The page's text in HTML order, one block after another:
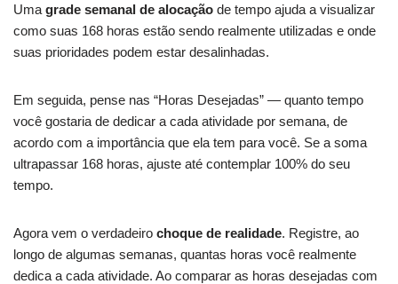
Uma grade semanal de alocação de tempo ajuda a visualizar
como suas 168 horas estão sendo realmente utilizadas e onde
suas prioridades podem estar desalinhadas.
Em seguida, pense nas “Horas Desejadas” — quanto tempo
você gostaria de dedicar a cada atividade por semana, de
acordo com a importância que ela tem para você. Se a soma
ultrapassar 168 horas, ajuste até contemplar 100% do seu
tempo.
Agora vem o verdadeiro choque de realidade. Registre, ao
longo de algumas semanas, quantas horas você realmente
dedica a cada atividade. Ao comparar as horas desejadas com